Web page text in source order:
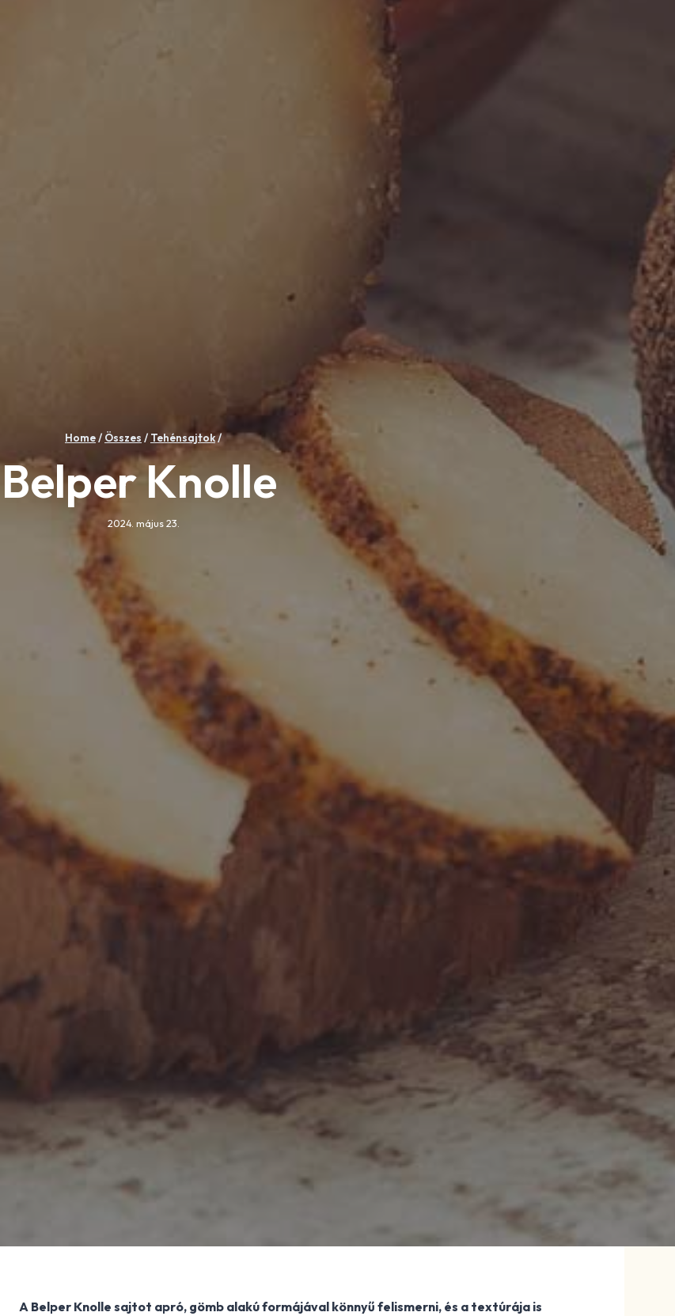
Home/ Összes / Tehénsajtok/
Belper Knolle
2024. május 23.
A Belper Knolle sajtot apró, gömb alakú formájával könnyű felismerni, és a textúrája is